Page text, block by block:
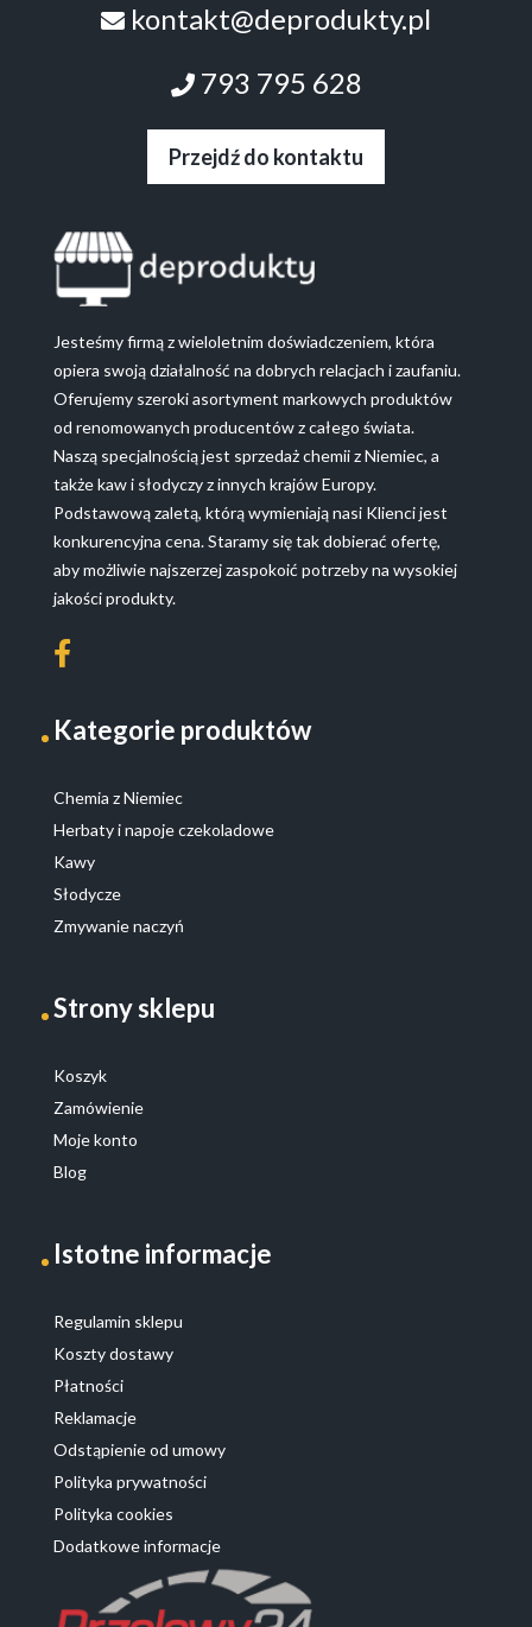
kontakt@deprodukty.pl
793 795 628
Przejdź do kontaktu
Jesteśmy firmą z wieloletnim doświadczeniem, która
opiera swoją działalność na dobrych relacjach i zaufaniu.
Oferujemy szeroki asortyment markowych produktów
od renomowanych producentów z całego świata.
Naszą specjalnością jest sprzedaż chemii z Niemiec, a
także kaw i słodyczy z innych krajów Europy.
Podstawową zaletą, którą wymieniają nasi Klienci jest
konkurencyjna cena. Staramy się tak dobierać ofertę,
aby możliwie najszerzej zaspokoić potrzeby na wysokiej
jakości produkty.
Kategorie produktów
Chemia z Niemiec
Herbaty i napoje czekoladowe
Kawy
Słodycze
Zmywanie naczyń
Strony sklepu
Koszyk
Zamówienie
Moje konto
Blog
Istotne informacje
Regulamin sklepu
Koszty dostawy
Płatności
Reklamacje
Odstąpienie od umowy
Polityka prywatności
Polityka cookies
Dodatkowe informacje